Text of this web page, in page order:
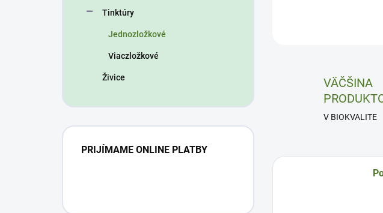
Tinktúry
Jednozložkové
Viaczložkové
Živice
PRIJÍMAME ONLINE PLATBY
VÄČŠINA
V BIOKVALITE